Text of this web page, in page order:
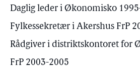
Daglig leder i Økonomisko
Fylkessekretær i Akershus FrP
Rådgiver i distriktskontoret for
FrP 2003-2005